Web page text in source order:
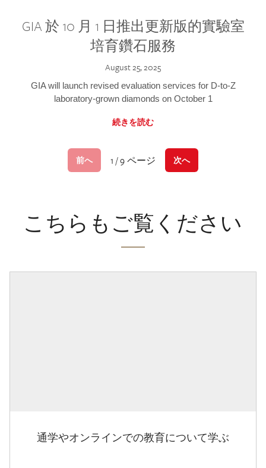
GIA 於 10 月 1 日推出更新版的實驗室
培育鑽石服務
August 25, 2025
GIA will launch revised evaluation services for D-to-Z
laboratory-grown diamonds on October 1
続きを読む
前へ 1 / 9 ページ 次へ
こちらもご覧ください
通学やオンラインでの教育について学ぶ